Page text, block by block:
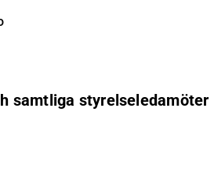
samtliga styrelseledamöter